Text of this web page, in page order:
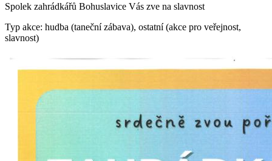
Spolek zahrádkářů Bohuslavice Vás zve na slavnost
Typ akce: hudba (taneční zábava), ostatní (akce pro veřejnost,
slavnost)